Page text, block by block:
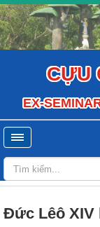
CỰU
EX-
Đức Lêô XIV